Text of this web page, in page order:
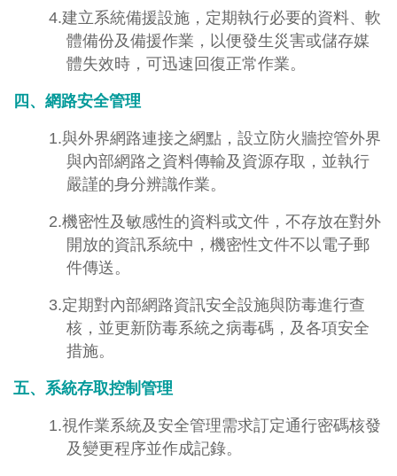
4.建立系統備援設施，定期執行必要的資料、軟
體備份及備援作業，以便發生災害或儲存媒
體失效時，可迅速回復正常作業。
四、網路安全管理
1.與外界網路連接之網點，設立防火牆控管外界
與內部網路之資料傳輸及資源存取，並執行
嚴謹的身分辨識作業。
2.機密性及敏感性的資料或文件，不存放在對外
開放的資訊系統中，機密性文件不以電子郵
件傳送。
3.定期對內部網路資訊安全設施與防毒進行查
核，並更新防毒系統之病毒碼，及各項安全
措施。
五、系統存取控制管理
1.視作業系統及安全管理需求訂定通行密碼核發
及變更程序並作成記錄。